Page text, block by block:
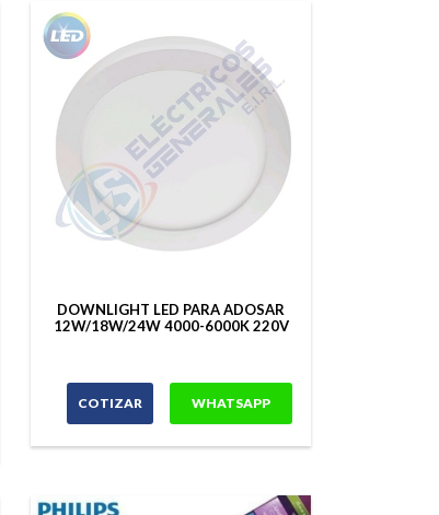
DOWNLIGHT LED PARA ADOSAR
12W/18W/24W 4000-6000K 220V
COTIZAR WHATSAPP